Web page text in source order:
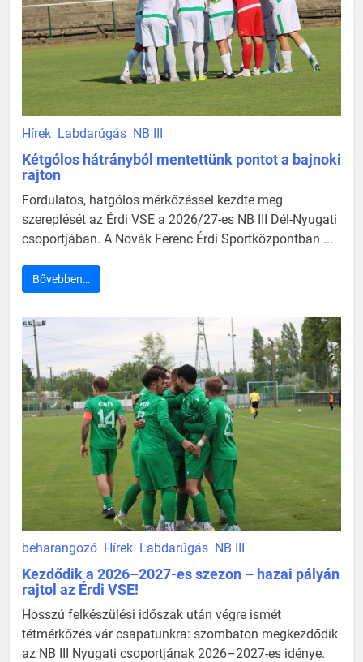
Hírek Labdarúgás NB III
Kétgólos hátrányból mentettünk pontot a bajnoki
rajton
Fordulatos, hatgólos mérkőzéssel kezdte meg
szereplését az Érdi VSE a 2026/27-es NB III Dél-Nyugati
csoportjában. A Novák Ferenc Érdi Sportközpontban ...
Bővebben…
beharangozó Hírek Labdarúgás NB III
Kezdődik a 2026–2027-es szezon – hazai pályán
rajtol az Érdi VSE!
Hosszú felkészülési időszak után végre ismét
tétmérkőzés vár csapatunkra: szombaton megkezdődik
az NB III Nyugati csoportjának 2026–2027-es idénye.